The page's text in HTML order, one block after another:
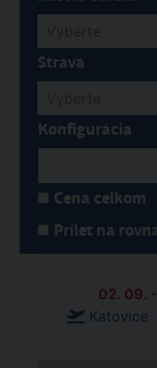
Strava
Konfigurácia
Cena celkom
Prílet na
02. 09.
Katovice